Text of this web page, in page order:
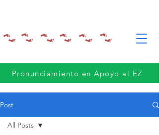
Pronunciamiento en Apoyo al EZ
Post
All Posts